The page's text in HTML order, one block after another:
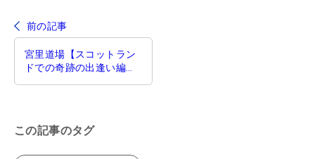
前の記事
宮里道場【スコットラン
ドでの奇跡の出逢い編】
この記事のタグ